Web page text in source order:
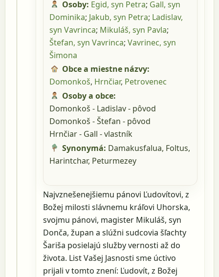
Osoby: Egid, syn Petra; Gall, syn
Dominika; Jakub, syn Petra; Ladislav,
syn Vavrinca; Mikuláš, syn Pavla;
Štefan, syn Vavrinca; Vavrinec, syn
Šimona
Obce a miestne názvy:
Domonkoš, Hrnčiar, Petrovenec
Osoby a obce:
Domonkoš - Ladislav - pôvod
Domonkoš - Štefan - pôvod
Hrnčiar - Gall - vlastník
Synonymá: Damakusfalua, Foltus,
Harintchar, Peturmezey
Najvznešenejšiemu pánovi Ľudovítovi, z
Božej milosti slávnemu kráľovi Uhorska,
svojmu pánovi, magister Mikuláš, syn
Donča, župan a slúžni sudcovia šľachty
Šariša posielajú služby vernosti až do
života. List Vašej Jasnosti sme úctivo
prijali v tomto znení: Ľudovít, z Božej